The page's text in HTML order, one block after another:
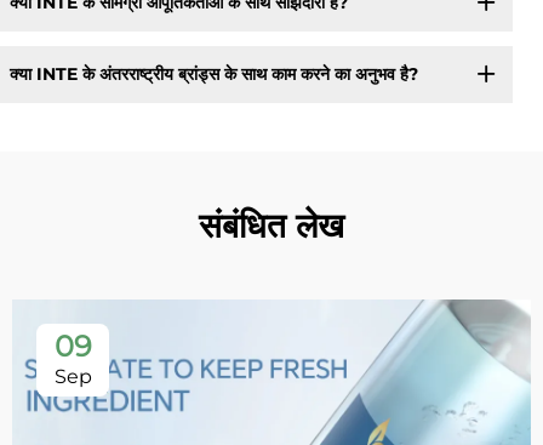
क्या INTE के अंतरराष्ट्रीय ब्रांड्स के साथ काम करने का अनुभव है?
संबंधित लेख
09
Sep